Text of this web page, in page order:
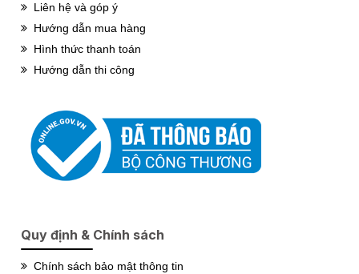
Liên hệ và góp ý
Hướng dẫn mua hàng
Hình thức thanh toán
Hướng dẫn thi công
Quy định & Chính sách
Chính sách bảo mật thông tin